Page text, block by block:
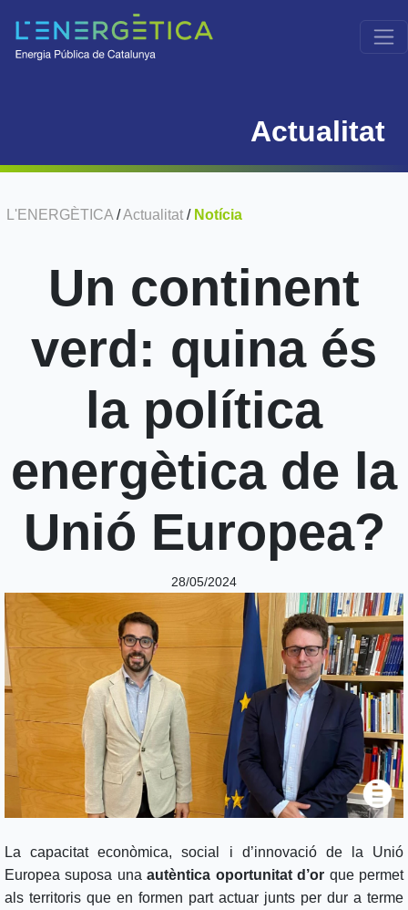
Actualitat
L'ENERGÈTICA /Actualitat / Notícia
Un continent
verd: quina és
la política
energètica de la
Unió Europea?
28/05/2024
La capacitat econòmica, social i d’innovació de la Unió
Europea suposa unaautèntica oportunitat d’or que permet
als territoris que en formen part actuar junts per dur a terme